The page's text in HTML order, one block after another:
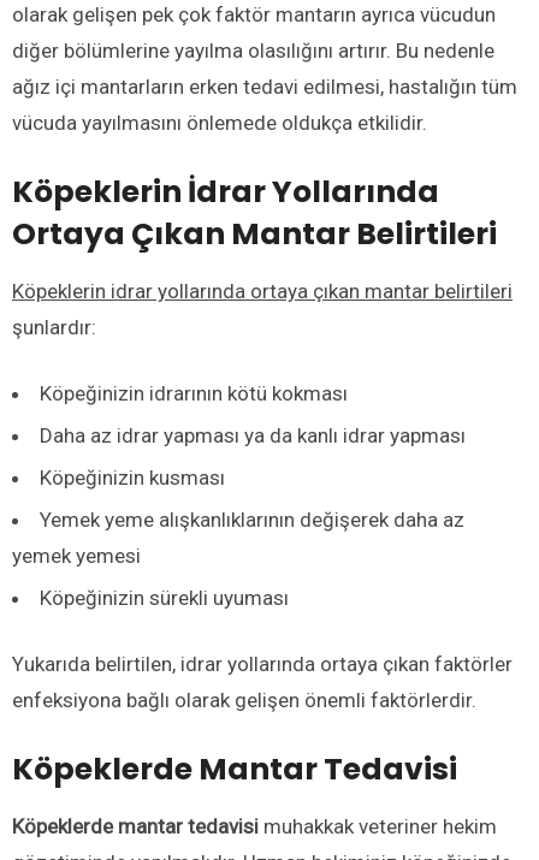
olarak gelişen pek çok faktör mantarın ayrıca vücudun
diğer bölümlerine yayılma olasılığını artırır. Bu nedenle
ağız içi mantarların erken tedavi edilmesi, hastalığın tüm
vücuda yayılmasını önlemede oldukça etkilidir.
Köpeklerin İdrar Yollarında
Ortaya Çıkan Mantar Belirtileri
Köpeklerin idrar yollarında ortaya çıkan mantar belirtileri
şunlardır:
Köpeğinizin idrarının kötü kokması
Daha az idrar yapması ya da kanlı idrar yapması
Köpeğinizin kusması
Yemek yeme alışkanlıklarının değişerek daha az
yemek yemesi
Köpeğinizin sürekli uyuması
Yukarıda belirtilen, idrar yollarında ortaya çıkan faktörler
enfeksiyona bağlı olarak gelişen önemli faktörlerdir.
Köpeklerde Mantar Tedavisi
Köpeklerde mantar tedavisi muhakkak veteriner hekim